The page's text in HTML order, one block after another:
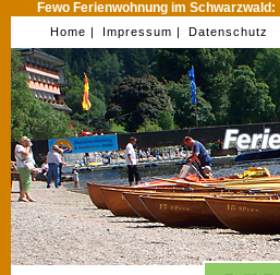
Fewo Ferienwohnung im Schwarzwald:
Home | Impressum | Datenschutz